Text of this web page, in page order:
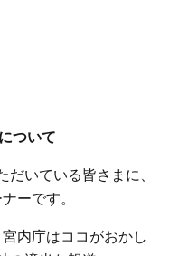
ついて
だいている皆さまに、
ーです。
内庁はココがおかし